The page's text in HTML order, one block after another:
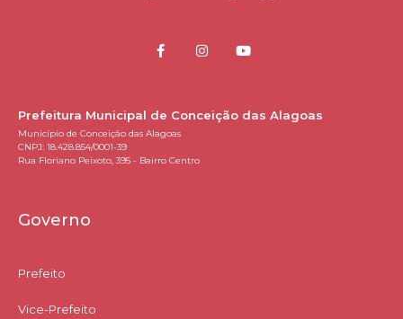
Prefeitura Municipal de Conceição das Alagoas
Município de Conceição das Alagoas
CNPJ: 18.428.854/0001-39
Rua Floriano Peixoto, 395 - Bairro Centro
Governo
Prefeito
Vice-Prefeito